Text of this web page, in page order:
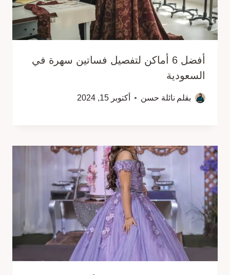
أفضل 6 أماكن لتفصيل فساتين سهرة في
السعودية
بقلم نائلة حسن أكتوبر 15, 2024